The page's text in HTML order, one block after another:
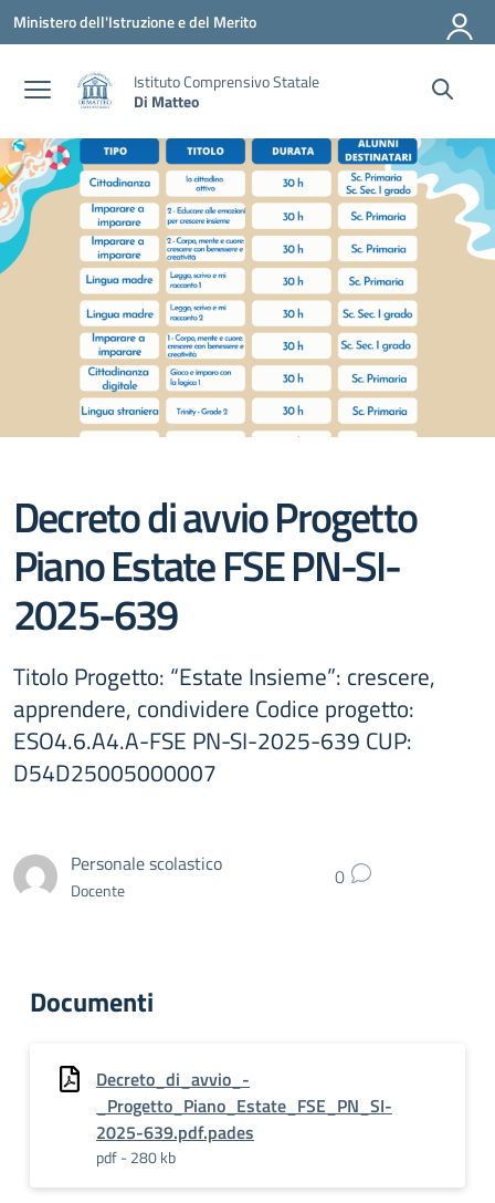
Vai ai contenuti
Vai al menu di navigazione
Vai al footer
Ministero dell'Istruzione e del Merito
Istituto Comprensivo Statale
Di Matteo
Decreto di avvio Progetto
Piano Estate FSE PN-SI-
2025-639
Titolo Progetto: “Estate Insieme”: crescere,
apprendere, condividere Codice progetto:
ESO4.6.A4.A-FSE PN-SI-2025-639 CUP:
D54D25005000007
Personale scolastico
Docente 0
Documenti
Decreto_di_avvio_-
_Progetto_Piano_Estate_FSE_PN_SI-
2025-639.pdf.pades
pdf - 280 kb